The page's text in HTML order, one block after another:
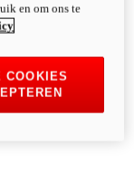
en om ons te
COOKIES